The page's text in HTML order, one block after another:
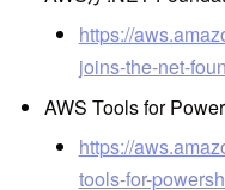
https://
joins-the-net-
AWS Tools for
https://
tools-for-